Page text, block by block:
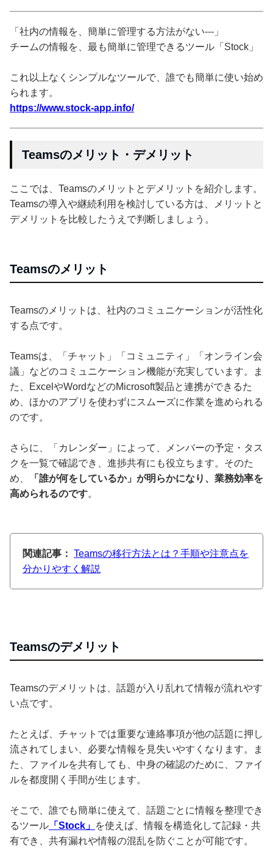
「社内の情報を、簡単に管理する方法がない---」
チームの情報を、最も簡単に管理できるツール「Stock」
これ以上なくシンプルなツールで、誰でも簡単に使い始め
られます。
https://www.stock-app.info/
Teamsのメリット・デメリット
ここでは、Teamsのメリットとデメリットを紹介します。
Teamsの導入や継続利用を検討している方は、メリットと
デメリットを比較したうえで判断しましょう。
Teamsのメリット
Teamsのメリットは、社内のコミュニケーションが活性化
する点です。
Teamsは、「チャット」「コミュニティ」「オンライン会
議」などのコミュニケーション機能が充実しています。ま
た、ExcelやWordなどのMicrosoft製品と連携ができるた
め、ほかのアプリを使わずにスムーズに作業を進められる
のです。
さらに、「カレンダー」によって、メンバーの予定・タス
クを一覧で確認でき、進捗共有にも役立ちます。そのた
め、
「誰が何をしているか」が明らかになり、業務効率を
高められるのです。
関連記事： Teamsの移行方法とは？手順や注意点を
分かりやすく解説
Teamsのデメリット
Teamsのデメリットは、話題が入り乱れて情報が流れやす
い点です。
たとえば、チャットでは重要な連絡事項が他の話題に押し
流されてしまい、必要な情報を見失いやすくなります。ま
た、ファイルを共有しても、中身の確認のために、ファイ
ルを都度開く手間が生じます。
そこで、誰でも簡単に使えて、話題ごとに情報を整理でき
るツール 「Stock」 を使えば、情報を構造化して記録・共
有でき、共有漏れや情報の混乱を防ぐことが可能です。